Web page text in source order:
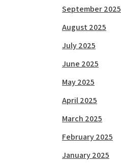
September 2025
August 2025
July 2025
June 2025
May 2025
April 2025
March 2025
February 2025
January 2025